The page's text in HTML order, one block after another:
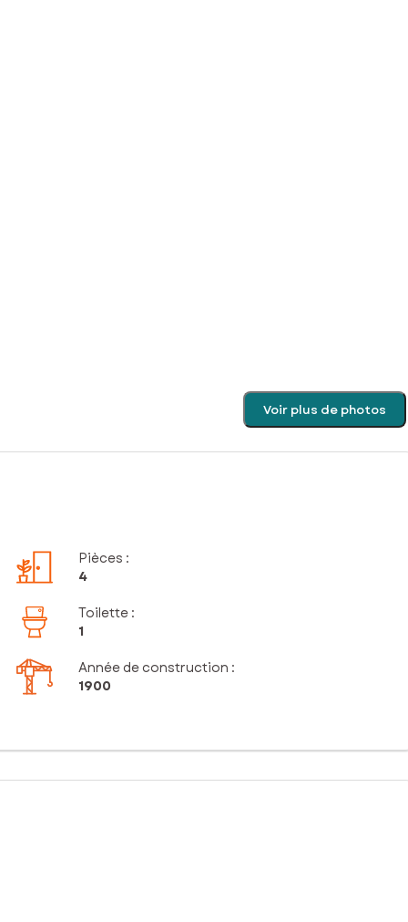
Voir plus de photos
Pièces :
4
Toilette :
1
Année de construction :
1900